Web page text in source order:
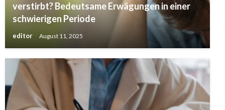
verstirbt? Bedeutsame Erwägungen in einer
schwierigen Periode
editor August 11, 2025